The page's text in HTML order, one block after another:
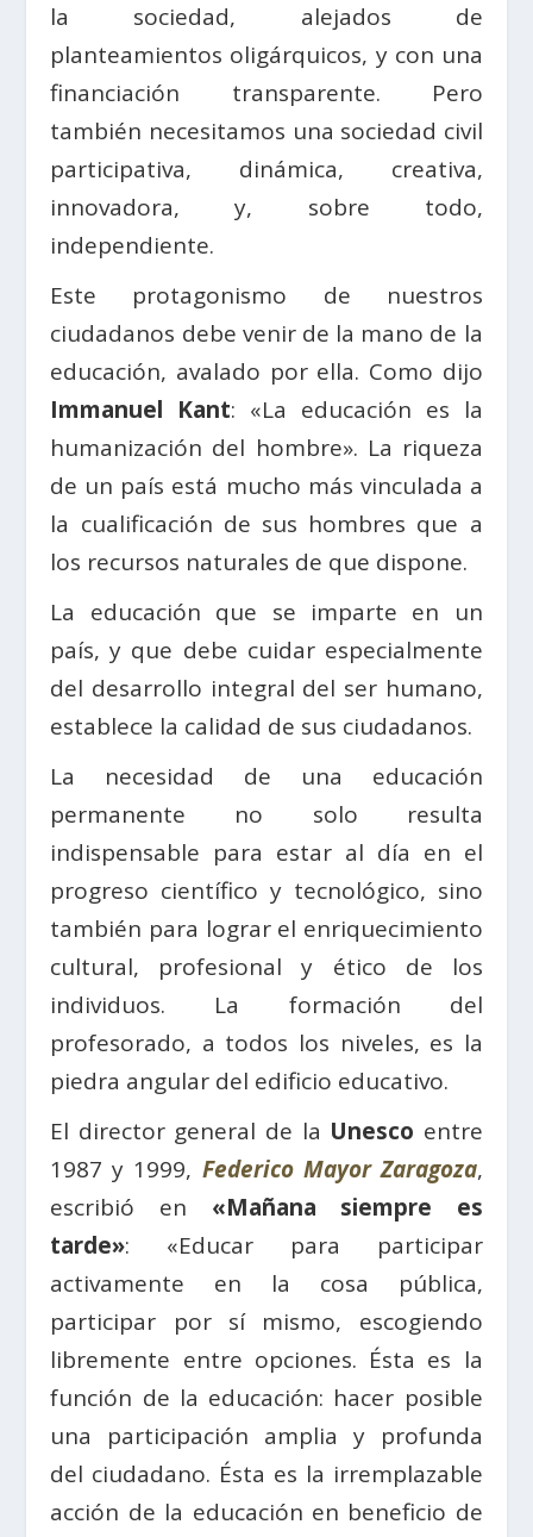
la sociedad, alejados de
planteamientos oligárquicos, y con una
financiación transparente. Pero
también necesitamos una sociedad civil
participativa, dinámica, creativa,
innovadora, y, sobre todo,
independiente.
Este protagonismo de nuestros
ciudadanos debe venir de la mano de la
educación, avalado por ella. Como dijo
Immanuel Kant: «La educación es la
humanización del hombre». La riqueza
de un país está mucho más vinculada a
la cualificación de sus hombres que a
los recursos naturales de que dispone.
La educación que se imparte en un
país, y que debe cuidar especialmente
del desarrollo integral del ser humano,
establece la calidad de sus ciudadanos.
La necesidad de una educación
permanente no solo resulta
indispensable para estar al día en el
progreso científico y tecnológico, sino
también para lograr el enriquecimiento
cultural, profesional y ético de los
individuos. La formación del
profesorado, a todos los niveles, es la
piedra angular del edificio educativo.
El director general de la Unesco entre
1987 y 1999, Federico Mayor Zaragoza,
escribió en «Mañana siempre es
tarde»: «Educar para participar
activamente en la cosa pública,
participar por sí mismo, escogiendo
libremente entre opciones. Ésta es la
función de la educación: hacer posible
una participación amplia y profunda
del ciudadano. Ésta es la irremplazable
acción de la educación en beneficio de